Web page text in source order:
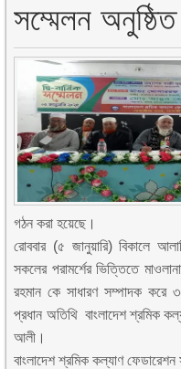
সম্মেলন অনুষ্ঠিত
গঠন করা হয়েছে।
রোববার (৫ জানুয়ারি) বিকালে
সকলের পরামর্শের ভিত্তিতে
রহমান কে সাধারণ সম্পাদক করে
প্রধান অতিথি বাংলাদেশ শ্রমিক
আলী।
বাংলাদেশ শ্রমিক কল্যাণ ফেডারেশন